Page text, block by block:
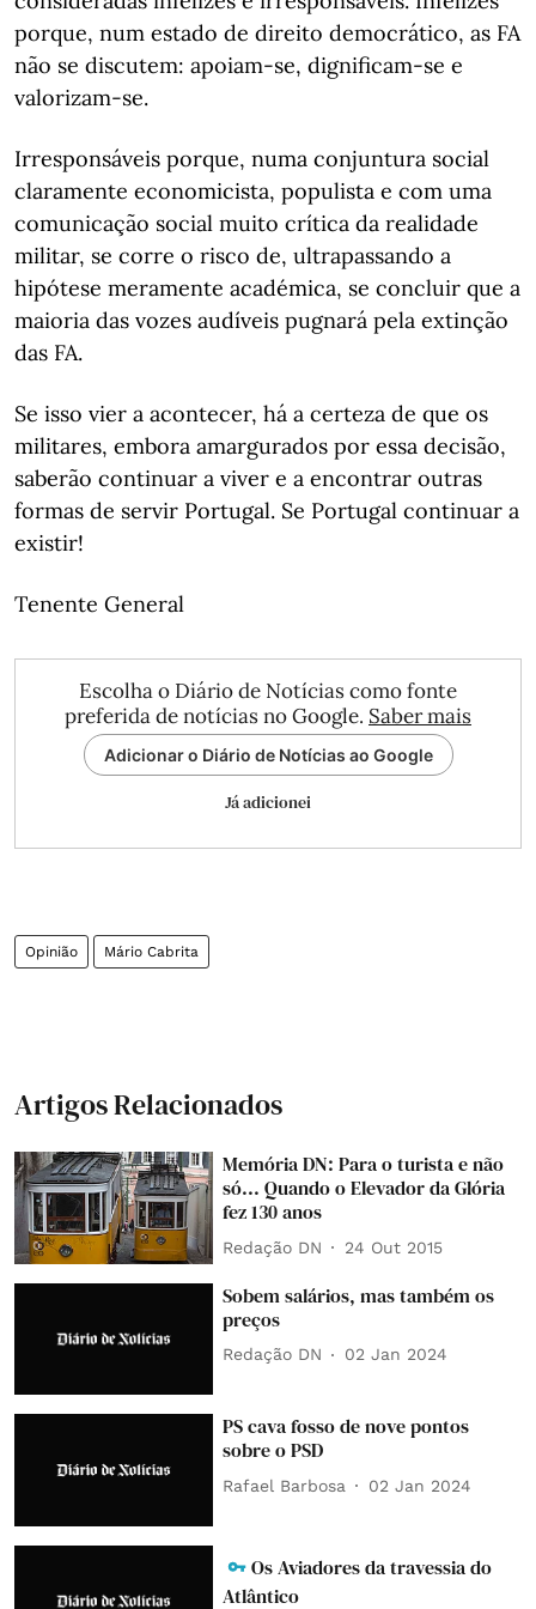
porque, num estado de direito democrático, as FA
não se discutem: apoiam-se, dignificam-se e
valorizam-se.
Irresponsáveis porque, numa conjuntura social
claramente economicista, populista e com uma
comunicação social muito crítica da realidade
militar, se corre o risco de, ultrapassando a
hipótese meramente académica, se concluir que a
maioria das vozes audíveis pugnará pela extinção
das FA.
Se isso vier a acontecer, há a certeza de que os
militares, embora amargurados por essa decisão,
saberão continuar a viver e a encontrar outras
formas de servir Portugal. Se Portugal continuar a
existir!
Tenente General
Escolha o Diário de Notícias como fonte
preferida de notícias no Google. Saber mais
Adicionar o Diário de Notícias ao Google
Já adicionei
Opinião Mário Cabrita
Artigos Relacionados
Memória DN: Para o turista e não
só... Quando o Elevador da Glória
fez 130 anos
Redação DN 24 Out 2015
Sobem salários, mas também os
preços
Redação DN 02 Jan 2024
PS cava fosso de nove pontos
sobre o PSD
Rafael Barbosa 02 Jan 2024
Os Aviadores da travessia do
Atlântico